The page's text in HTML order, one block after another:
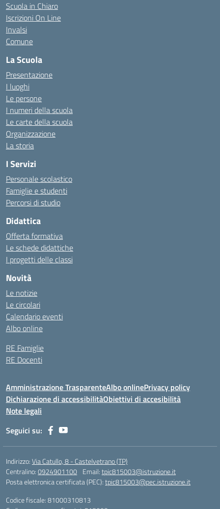
Scuola in Chiaro
Iscrizioni On Line
Invalsi
Comune
La Scuola
Presentazione
I luoghi
Le persone
I numeri della scuola
Le carte della scuola
Organizzazione
La storia
I Servizi
Personale scolastico
Famiglie e studenti
Percorsi di studio
Didattica
Offerta formativa
Le schede didattiche
I progetti delle classi
Novità
Le notizie
Le circolari
Calendario eventi
Albo online
RE Famiglie
RE Docenti
Amministrazione TrasparenteAlbo onlinePrivacy policy
Dichiarazione di accessibilitàObiettivi di accesibilità
Note legali
Seguici su:
Indirizzo:Via Catullo, 8 - Castelvetrano (TP)
Centralino:0924901100 Email:tpic815003@istruzione.it
Posta elettronica certificata (PEC):tpic815003@pec.istruzione.it
Codice fiscale: 81000310813